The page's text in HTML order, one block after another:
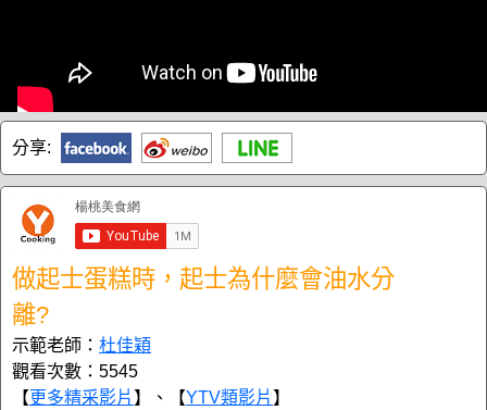
分享:
做起士蛋糕時，起士為什麼會油水分
離?
示範老師： 杜佳穎
觀看次數：5545
【更多精采影片 】、【YTV類影片 】